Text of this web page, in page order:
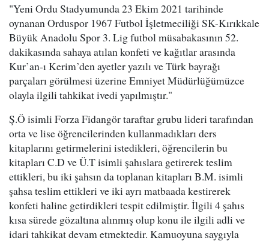
"Yeni Ordu Stadyumunda 23 Ekim 2021 tarihinde
oynanan Orduspor 1967 Futbol İşletmeciliği SK-Kırıkkale
Büyük Anadolu Spor 3. Lig futbol müsabakasının 52.
dakikasında sahaya atılan konfeti ve kağıtlar arasında
Kur’an-ı Kerim’den ayetler yazılı ve Türk bayrağı
parçaları görülmesi üzerine Emniyet Müdürlüğümüzce
olayla ilgili tahkikat ivedi yapılmıştır."
Ş.Ö isimli Forza Fidangör taraftar grubu lideri tarafından
orta ve lise öğrencilerinden kullanmadıkları ders
kitaplarını getirmelerini istedikleri, öğrencilerin bu
kitapları C.D ve Ü.T isimli şahıslara getirerek teslim
ettikleri, bu iki şahsın da toplanan kitapları B.M. isimli
şahsa teslim ettikleri ve iki ayrı matbaada kestirerek
konfeti haline getirdikleri tespit edilmiştir. İlgili 4 şahıs
kısa sürede gözaltına alınmış olup konu ile ilgili adli ve
idari tahkikat devam etmektedir. Kamuoyuna saygıyla